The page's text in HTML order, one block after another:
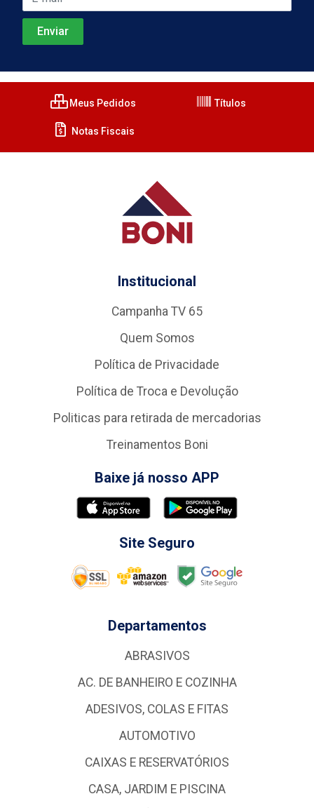
Meus Pedidos Títulos
Notas Fiscais
Institucional
Campanha TV 65
Quem Somos
Política de Privacidade
Política de Troca e Devolução
Politicas para retirada de mercadorias
Treinamentos Boni
Baixe já nosso APP
Site Seguro
Departamentos
ABRASIVOS
AC. DE BANHEIRO E COZINHA
ADESIVOS, COLAS E FITAS
AUTOMOTIVO
CAIXAS E RESERVATÓRIOS
CASA, JARDIM E PISCINA